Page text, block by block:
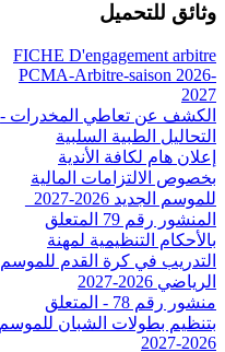
وثائق للتحميل
FICHE D'engagement arbitre
PCMA-Arbitre-saison 2026-
2027
الكشف عن تعاطي المخدرات -
التحاليل الطبية السلبية
إعلان هام لكافة الأندية
بخصوص الالتزامات المالية
للموسم الجديد 2026-2027_
المنشور رقم 79 المتعلق
بالأحكام التنظيمية لمهنة
التدريب في كرة القدم للموسم
الرياضي 2026-2027
منشور رقم 78 - المتعلق
بتنظيم بطولات الشبان للموسم
2026-2027